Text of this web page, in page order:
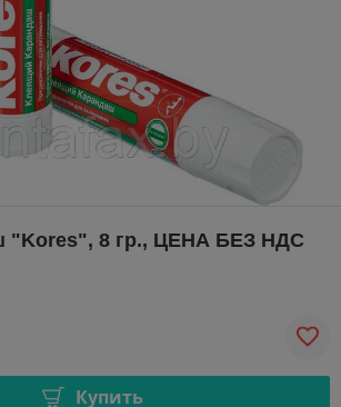
"Kores", 8 гр., ЦЕНА БЕЗ НДС
Купить